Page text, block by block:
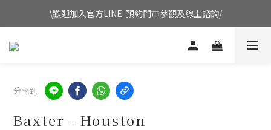
\歡迎加入官方LINE  預約門市參觀及線上諮詢/
分享到
Baxter - Houston